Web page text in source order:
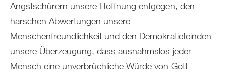
Angstschürern unsere Hoffnung entgegen, den
harschen Abwertungen unsere
Menschenfreundlichkeit und den Demokratiefeinden
unsere Überzeugung, dass ausnahmslos jeder
Mensch eine unverbrüchliche Würde von Gott